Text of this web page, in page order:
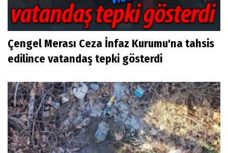
Çengel Merası Ceza İnfaz Kurumu'na tahsis
edilince vatandaş tepki gösterdi